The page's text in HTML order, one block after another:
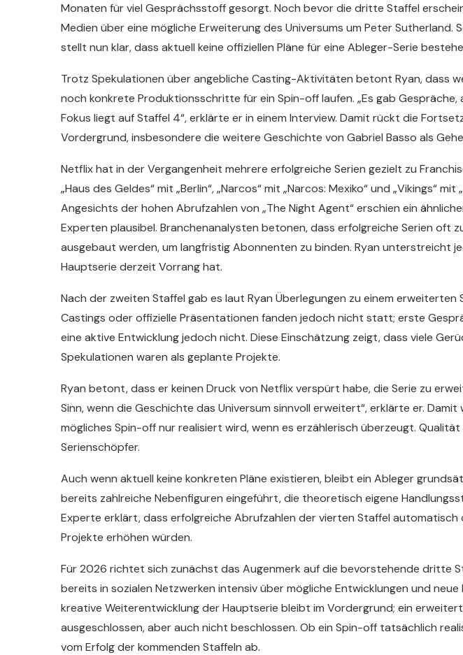
Monaten für viel Gesprächsstoff gesorgt. Noch bevor die dritte Staffel
Medien über eine mögliche Erweiterung des Universums um Peter Sutherland.
stellt nun klar, dass aktuell keine offiziellen Pläne für eine Ableger-Serie
Trotz Spekulationen über angebliche Casting-Aktivitäten betont Ryan, dass
noch konkrete Produktionsschritte für ein Spin-off laufen. „Es gab Gespräche,
Fokus liegt auf Staffel 4“, erklärte er in einem Interview. Damit rückt die
Vordergrund, insbesondere die weitere Geschichte von Gabriel Basso als
Netflix hat in der Vergangenheit mehrere erfolgreiche Serien gezielt zu
„Haus des Geldes“ mit „Berlin“, „Narcos“ mit „Narcos: Mexiko“ und „Vikings“ mit
Angesichts der hohen Abrufzahlen von „The Night Agent“ erschien ein
Experten plausibel. Branchenanalysten betonen, dass erfolgreiche Serien oft
ausgebaut werden, um langfristig Abonnenten zu binden. Ryan unterstreicht
Hauptserie derzeit Vorrang hat.
Nach der zweiten Staffel gab es laut Ryan Überlegungen zu einem erweiterten
Castings oder offizielle Präsentationen fanden jedoch nicht statt; erste
eine aktive Entwicklung jedoch nicht. Diese Einschätzung zeigt, dass viele
Spekulationen waren als geplante Projekte.
Ryan betont, dass er keinen Druck von Netflix verspürt habe, die Serie zu
Sinn, wenn die Geschichte das Universum sinnvoll erweitert“, erklärte er.
mögliches Spin-off nur realisiert wird, wenn es erzählerisch überzeugt.
Serienschöpfer.
Auch wenn aktuell keine konkreten Pläne existieren, bleibt ein Ableger
bereits zahlreiche Nebenfiguren eingeführt, die theoretisch eigene
Experte erklärt, dass erfolgreiche Abrufzahlen der vierten Staffel automatisch
Projekte erhöhen würden.
Für 2026 richtet sich zunächst das Augenmerk auf die bevorstehende dritte
bereits in sozialen Netzwerken intensiv über mögliche Entwicklungen und neue
kreative Weiterentwicklung der Hauptserie bleibt im Vordergrund; ein
ausgeschlossen, aber auch nicht beschlossen. Ob ein Spin-off tatsächlich
vom Erfolg der kommenden Staffeln ab.